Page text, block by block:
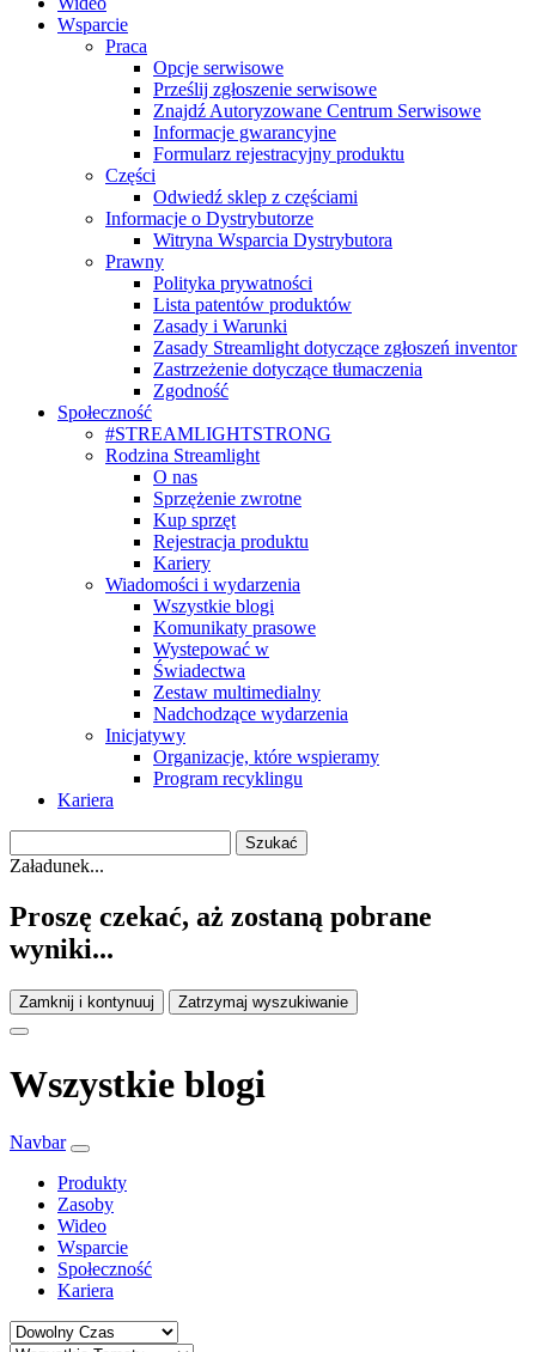
Wsparcie
Praca
Opcje serwisowe
Prześlij zgłoszenie serwisowe
Znajdź Autoryzowane Centrum Serwisowe
Informacje gwarancyjne
Formularz rejestracyjny produktu
Części
Odwiedź sklep z częściami
Informacje o Dystrybutorze
Witryna Wsparcia Dystrybutora
Prawny
Polityka prywatności
Lista patentów produktów
Zasady i Warunki
Zasady Streamlight dotyczące zgłoszeń inventor
Zastrzeżenie dotyczące tłumaczenia
Zgodność
Społeczność
#STREAMLIGHTSTRONG
Rodzina Streamlight
O nas
Sprzężenie zwrotne
Kup sprzęt
Rejestracja produktu
Kariery
Wiadomości i wydarzenia
Wszystkie blogi
Komunikaty prasowe
Wystepować w
Świadectwa
Zestaw multimedialny
Nadchodzące wydarzenia
Inicjatywy
Organizacje, które wspieramy
Program recyklingu
Kariera
Załadunek...
Proszę czekać, aż zostaną pobrane
wyniki...
Zamknij i kontynuuj Zatrzymaj wyszukiwanie
Wszystkie blogi
Navbar
Produkty
Zasoby
Wideo
Wsparcie
Społeczność
Kariera